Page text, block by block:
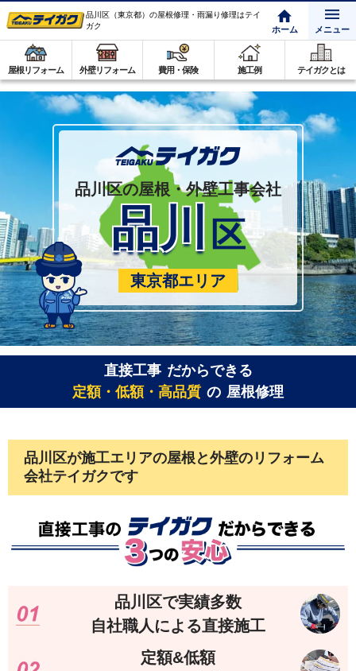
品川区（東京都）の屋根修理・雨漏り修理はテイ
ガク
ホーム メニュー
屋根リフォーム 外壁リフォーム 費用・保険 施工例 テイガクとは
品川区の屋根・外壁工事会社
品川 区
東京都エリア
直接工事 だからできる
定額・低額・高品質 の 屋根修理
品川区が施工エリアの屋根と外壁のリフォーム
会社テイガクです
品川区で実績多数
自社職人による直接施工
定額&低額